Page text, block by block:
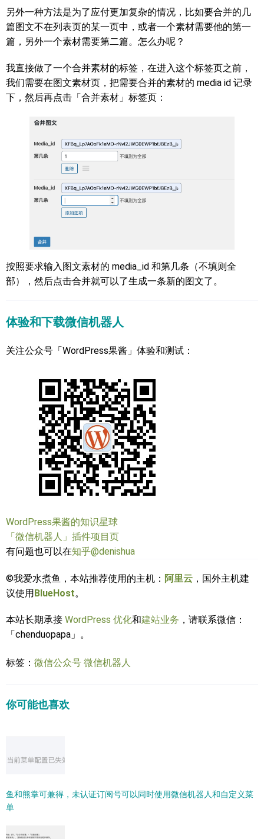
另外一种方法是为了应付更加复杂的情况，比如要合并的几
篇图文不在列表页的某一页中，或者一个素材需要他的第一
篇，另外一个素材需要第二篇。怎么办呢？
我直接做了一个合并素材的标签，在进入这个标签页之前，
我们需要在图文素材页，把需要合并的素材的 media id 记录
下，然后再点击「合并素材」标签页：
按照要求输入图文素材的 media_id 和第几条（不填则全
部），然后点击合并就可以了生成一条新的图文了。
体验和下载微信机器人
关注公众号「WordPress果酱」体验和测试：
WordPress果酱的知识星球
「微信机器人」插件项目页
有问题也可以在知乎@denishua
©我爱水煮鱼，本站推荐使用的主机： 阿里云 ，国外主机建
议使用BlueHost。
本站长期承接 WordPress 优化和建站业务 ，请联系微信：
「chenduopapa」。
标签： 微信公众号 微信机器人
你可能也喜欢
鱼和熊掌可兼得，未认证订阅号可以同时使用微信机器人和自定义菜
单